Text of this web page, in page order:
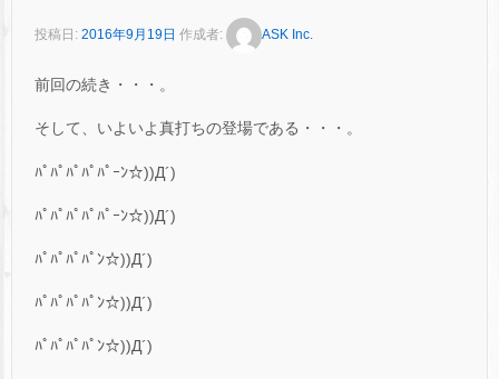
投稿日: 2016年9月19日 作成者: ASK Inc.
前回の続き・・・。
そして、いよいよ真打ちの登場である・・・。
ﾊﾟﾊﾟﾊﾟﾊﾟﾊﾟｰﾝ☆))Д´)
ﾊﾟﾊﾟﾊﾟﾊﾟﾊﾟｰﾝ☆))Д´)
ﾊﾟﾊﾟﾊﾟﾊﾟﾝ☆))Д´)
ﾊﾟﾊﾟﾊﾟﾊﾟﾝ☆))Д´)
ﾊﾟﾊﾟﾊﾟﾊﾟﾝ☆))Д´)